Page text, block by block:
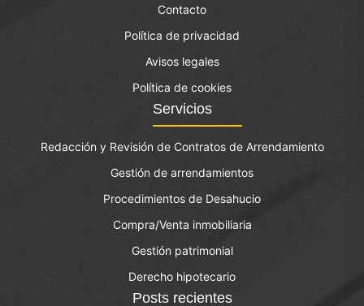
Contacto
Política de privacidad
Avisos legales
Política de cookies
Servicios
Redacción y Revisión de Contratos de Arrendamiento
Gestión de arrendamientos
Procedimientos de Desahucio
Compra/Venta inmobiliaria
Gestión patrimonial
Derecho hipotecario
Posts recientes